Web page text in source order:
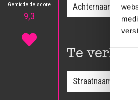
Gemiddelde score
9,3
Te